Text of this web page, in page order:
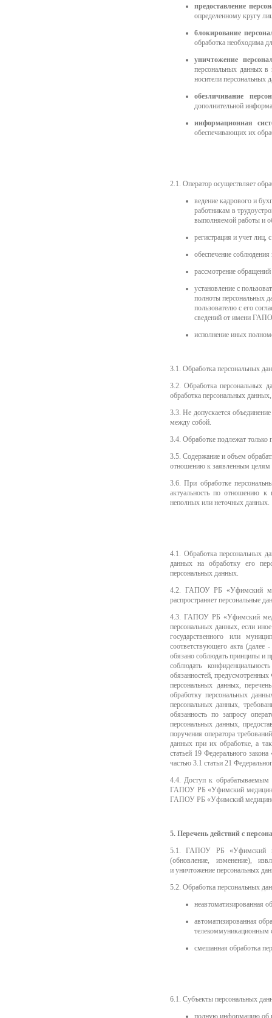
предоставление
определенному кругу
блокирование
обработка необходима
уничтожение
персональных данных в
носители персональных
обезличивание
дополнительной
информационная
обеспечивающих их
2.1. Оператор осуществляет
ведение кадрового и
работникам в
выполняемой работы и
регистрация и учет
обеспечение
рассмотрение
установление с
полноты персональных
пользователю с его
сведений от имени
исполнение иных
3.1. Обработка персональных
3.2. Обработка персональных
обработка персональных
3.3. Не допускается
между собой.
3.4. Обработке подлежат только
3.5. Содержание и объем
отношению к заявленным целям
3.6. При обработке
актуальность по отношению
неполных или неточных данных.
4.1. Обработка персональных
данных на обработку его
персональных данных.
4.2. ГАПОУ РБ «Уфимский
распространяет персональные
4.3. ГАПОУ РБ «Уфимский
персональных данных, если
государственного или
соответствующего акта
обязано соблюдать принципы и
соблюдать
обязанностей,
персональных данных,
обработку персональных
персональных данных,
обязанность по запросу
персональных данных,
поручения оператора
данных при их обработке, а
статьей 19 Федерального
частью 3.1 статьи 21
4.4. Доступ к
ГАПОУ РБ «Уфимский
ГАПОУ РБ «Уфимский
5. Перечень действий с
5.1. ГАПОУ РБ «Уфимский
(обновление, изменение),
и уничтожение персональных
5.2. Обработка персональных
неавтоматизированная
автоматизированная
телекоммуникационным
смешанная обработка
6.1. Субъекты персональных
полную информацию об